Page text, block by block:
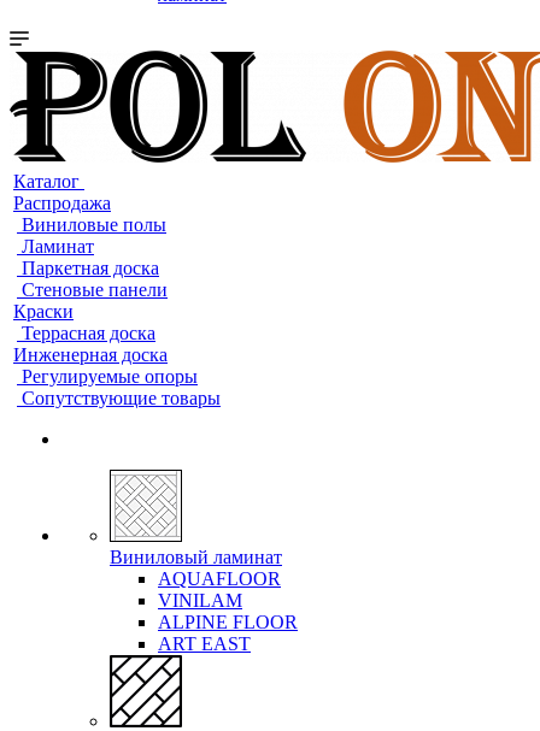
Каталог
Распродажа
Виниловые полы
Ламинат
Паркетная доска
Стеновые панели
Краски
Террасная доска
Инженерная доска
Регулируемые опоры
Сопутствующие товары
Виниловый ламинат
AQUAFLOOR
VINILAM
ALPINE FLOOR
ART EAST